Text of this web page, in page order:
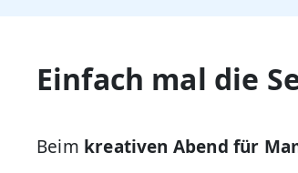
Einfach mal die
Beim kreativen Abend für